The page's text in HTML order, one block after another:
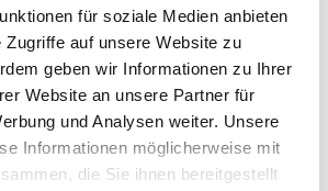
für soziale Medien anbieten
Zugriffe auf unsere Website zu
geben wir Informationen zu Ihrer
Website an unsere Partner für
und Analysen weiter. Unsere
Informationen möglicherweise mit
die Sie ihnen bereitgestellt